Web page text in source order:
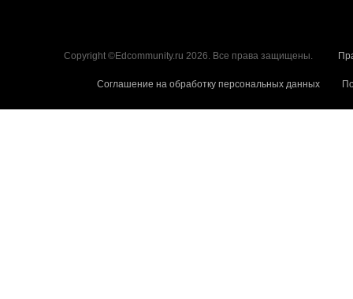
Copyright ©Edcommunity.ru 2026. Все права защищены.
Соглашение на обработку персональных данных